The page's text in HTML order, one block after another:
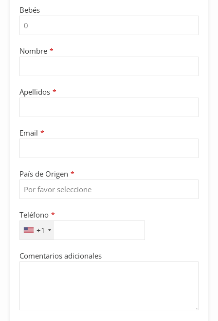
Bebés
Email *
Nombre *
Apellidos *
Email *
País de Origen *
Teléfono *
+1
Comentarios adicionales